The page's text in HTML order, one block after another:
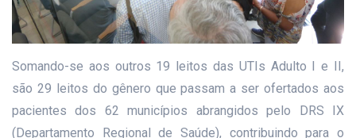
Somando-se aos outros 19 leitos das UTIs Adulto I e II,
são 29 leitos do gênero que passam a ser ofertados aos
pacientes dos 62 municípios abrangidos pelo DRS IX
(Departamento Regional de Saúde), contribuindo para o